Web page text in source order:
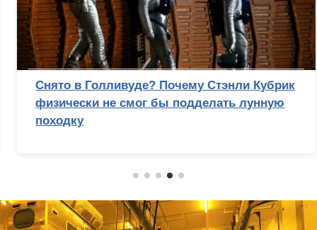
Снято в Голливуде? Почему Стэнли Кубрик
физически не смог бы подделать лунную
походку